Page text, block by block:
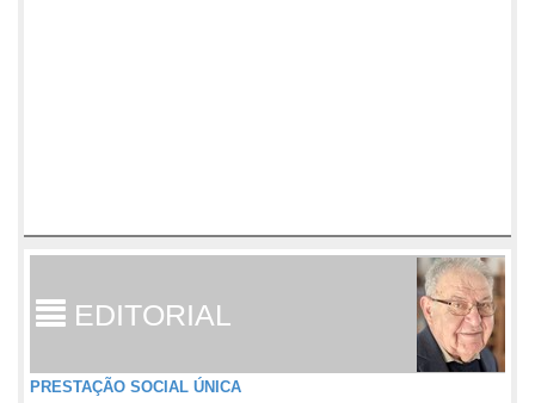
EDITORIAL
PRESTAÇÃO SOCIAL ÚNICA